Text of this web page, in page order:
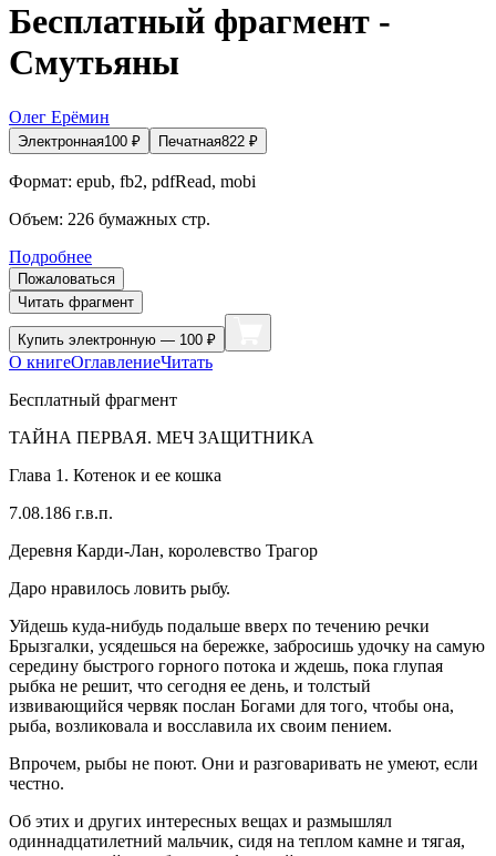
Бесплатный фрагмент -
Смутьяны
Олег Ерёмин
Электронная100 ₽ Печатная822 ₽
Формат: epub, fb2, pdfRead, mobi
Объем: 226 бумажных стр.
Подробнее
Пожаловаться
Читать фрагмент
Купить электронную — 100 ₽
О книгеОглавлениеЧитать
Бесплатный фрагмент
ТАЙНА ПЕРВАЯ. МЕЧ ЗАЩИТНИКА
Глава 1. Котенок и ее кошка
7.08.186 г.в.п.
Деревня Карди-Лан, королевство Трагор
Даро нравилось ловить рыбу.
Уйдешь куда-нибудь подальше вверх по течению речки
Брызгалки, усядешься на бережке, забросишь удочку на самую
середину быстрого горного потока и ждешь, пока глупая
рыбка не решит, что сегодня ее день, и толстый
извивающийся червяк послан Богами для того, чтобы она,
рыба, возликовала и восславила их своим пением.
Впрочем, рыбы не поют. Они и разговаривать не умеют, если
честно.
Об этих и других интересных вещах и размышлял
одиннадцатилетний мальчик, сидя на теплом камне и тягая,